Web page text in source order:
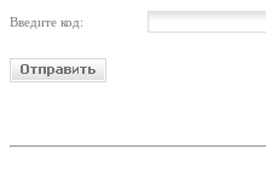
Введите код: